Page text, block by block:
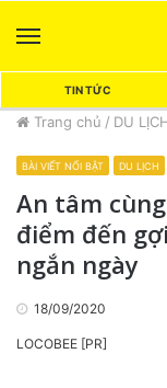
TIN TỨC
Trang chủ / DU
BÀI VIẾT NỔI BẬT DU LỊCH
An tâm cùng
điểm đến
ngắn ngày
18/09/2020
LOCOBEE [PR]